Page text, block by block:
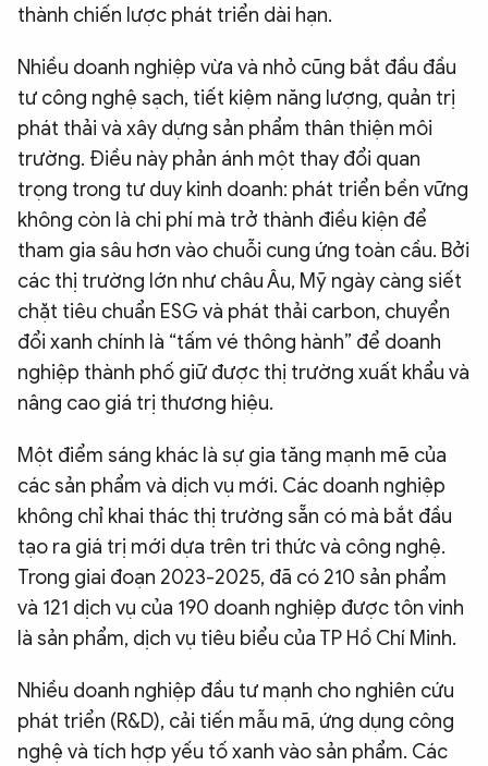
thành chiến lược phát triển dài hạn.
Nhiều doanh nghiệp vừa và nhỏ cũng bắt đầu đầu
tư công nghệ sạch, tiết kiệm năng lượng, quản trị
phát thải và xây dựng sản phẩm thân thiện môi
trường. Điều này phản ánh một thay đổi quan
trọng trong tư duy kinh doanh: phát triển bền vững
không còn là chi phí mà trở thành điều kiện để
tham gia sâu hơn vào chuỗi cung ứng toàn cầu. Bởi
các thị trường lớn như châu Âu, Mỹ ngày càng siết
chặt tiêu chuẩn ESG và phát thải carbon, chuyển
đổi xanh chính là “tấm vé thông hành” để doanh
nghiệp thành phố giữ được thị trường xuất khẩu và
nâng cao giá trị thương hiệu.
Một điểm sáng khác là sự gia tăng mạnh mẽ của
các sản phẩm và dịch vụ mới. Các doanh nghiệp
không chỉ khai thác thị trường sẵn có mà bắt đầu
tạo ra giá trị mới dựa trên tri thức và công nghệ.
Trong giai đoạn 2023-2025, đã có 210 sản phẩm
và 121 dịch vụ của 190 doanh nghiệp được tôn vinh
là sản phẩm, dịch vụ tiêu biểu của TP Hồ Chí Minh.
Nhiều doanh nghiệp đầu tư mạnh cho nghiên cứu
phát triển (R&D), cải tiến mẫu mã, ứng dụng công
nghệ và tích hợp yếu tố xanh vào sản phẩm. Các